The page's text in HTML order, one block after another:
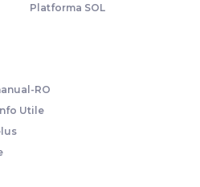
Platforma SOL
RO
Utile